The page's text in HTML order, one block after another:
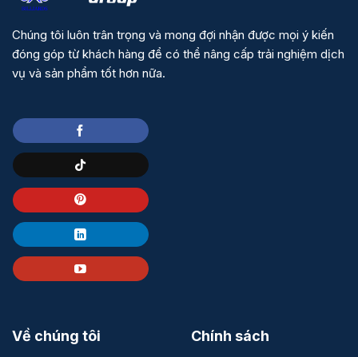
Chúng tôi luôn trân trọng và mong đợi nhận được mọi ý kiến
đóng góp từ khách hàng để có thể nâng cấp trải nghiệm dịch
vụ và sản phẩm tốt hơn nữa.
Về chúng tôi Chính sách